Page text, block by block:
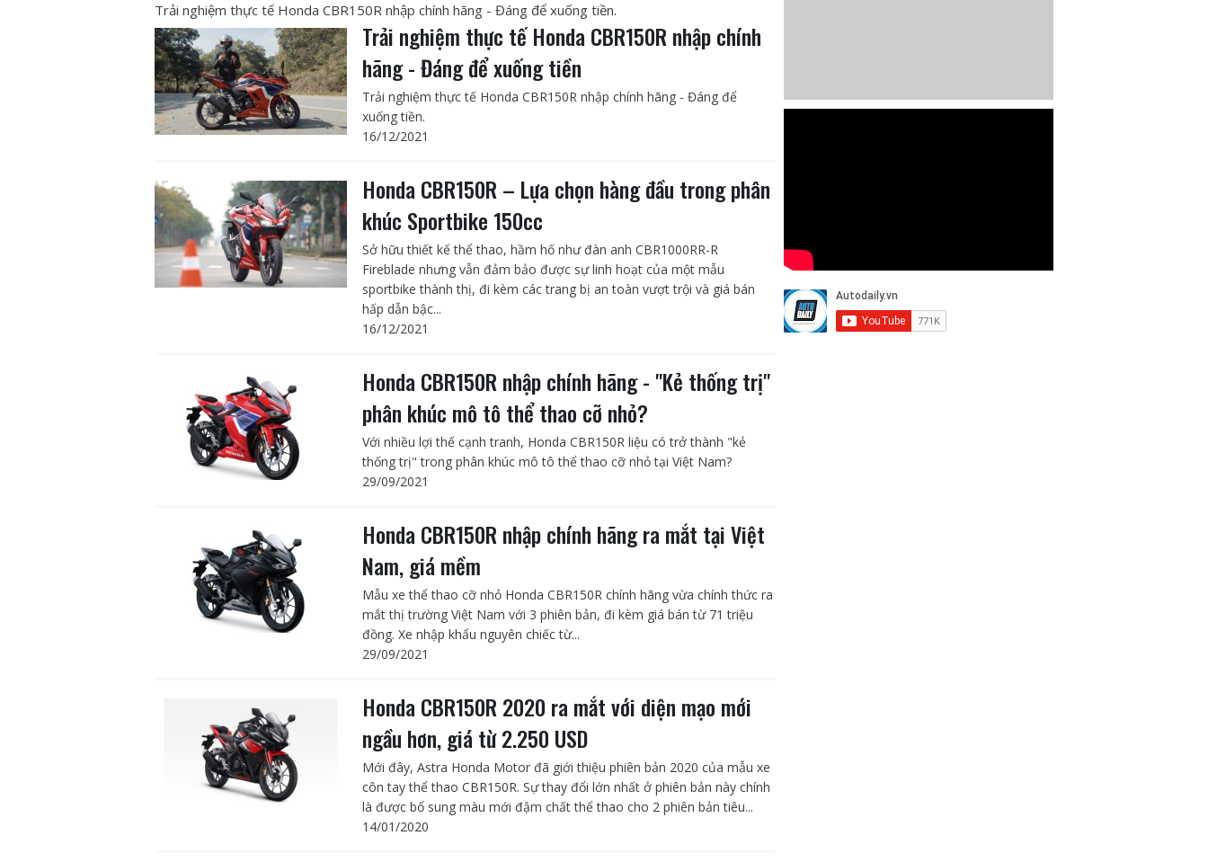
Trải nghiệm thực tế Honda CBR150R nhập chính hãng - Đáng để xuống tiền.
Trải nghiệm thực tế Honda CBR150R nhập chính
hãng - Đáng để xuống tiền
Trải nghiệm thực tế Honda CBR150R nhập chính hãng - Đáng để
xuống tiền.
16/12/2021
Honda CBR150R – Lựa chọn hàng đầu trong phân
khúc Sportbike 150cc
Sở hữu thiết kế thể thao, hầm hố như đàn anh CBR1000RR-R
Fireblade nhưng vẫn đảm bảo được sự linh hoạt của một mẫu
sportbike thành thị, đi kèm các trang bị an toàn vượt trội và giá bán
hấp dẫn bậc...
16/12/2021
Honda CBR150R nhập chính hãng - "Kẻ thống trị"
phân khúc mô tô thể thao cỡ nhỏ?
Với nhiều lợi thế cạnh tranh, Honda CBR150R liệu có trở thành "kẻ
thống trị" trong phân khúc mô tô thể thao cỡ nhỏ tại Việt Nam?
29/09/2021
Honda CBR150R nhập chính hãng ra mắt tại Việt
Nam, giá mềm
Mẫu xe thể thao cỡ nhỏ Honda CBR150R chính hãng vừa chính thức ra
mắt thị trường Việt Nam với 3 phiên bản, đi kèm giá bán từ 71 triệu
đồng. Xe nhập khẩu nguyên chiếc từ...
29/09/2021
Honda CBR150R 2020 ra mắt với diện mạo mới
ngầu hơn, giá từ 2.250 USD
Mới đây, Astra Honda Motor đã giới thiệu phiên bản 2020 của mẫu xe
côn tay thể thao CBR150R. Sự thay đổi lớn nhất ở phiên bản này chính
là được bổ sung màu mới đậm chất thể thao cho 2 phiên bản tiêu...
14/01/2020